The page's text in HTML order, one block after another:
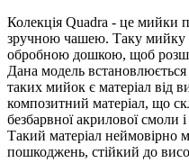
Колекція Quadra - це мийки
зручною чашею. Таку
обробною дошкою, щоб
Дана модель
таких мийок є матеріал від
композитний матеріал, що
безбарвної акрилової смоли
Такий матеріал неймовірно
пошкоджень, стійкий до